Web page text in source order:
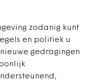
zodanig kunt
en politiek u
gedragingen